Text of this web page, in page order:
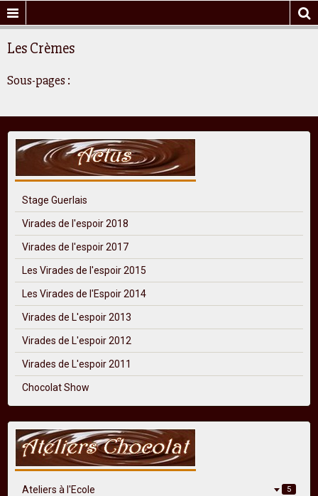
Les Crèmes
Sous-pages :
Stage Guerlais
Virades de l'espoir 2018
Virades de l'espoir 2017
Les Virades de l'espoir 2015
Les Virades de l'Espoir 2014
Virades de L'espoir 2013
Virades de L'espoir 2012
Virades de L'espoir 2011
Chocolat Show
Ateliers à l'Ecole 5